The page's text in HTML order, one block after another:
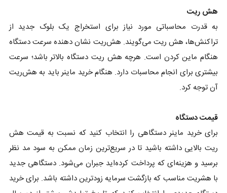
هش ریت
به قدرت محاسباتی مورد نیاز برای استخراج یک بلوک جدید از
تراکنش‌ها، هش ریت می‌گویند. هش‌ریت نشان دهنده سرعت دستگاه
هنگام ماین کردن است. هرچه هش ریت دستگاه بالاتر باشد؛ سرعت
بیشتری برای انجام محاسبات دارد. هنگام خرید ماینر باید به هش‌ریت
آن توجه کرد.
قیمت دستگاه
برای خرید ماینر دستگاهی را انتخاب کنید که نسبت به قیمت هش
ریت بالایی داشته باشید تا در سریع‌ترین زمان ممکن به سود مد نظر
برسید و هزینه‌ای که پرداخت کرده‌اید جبران می‌شود. دستگاهی جدید
با هشریت مناسب که بازگشت سرمایه زودترین داشته باشد. برای خرید